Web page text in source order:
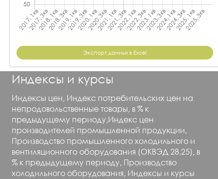
Экспорт данных в Excel
Индексы и курсы
Индексы цен, Индекс потребительских цен на
непродовольственные товары, в % к
предыдущему периоду,Индекс цен
производителей промышленной продукции,
Производство промышленного холодильного и
вентиляционного оборудования (ОКВЭД 28.25), в
% к предыдущему периоду, Производство
холодильного оборудования, Индексы и курсы